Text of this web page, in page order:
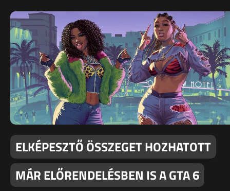
ELKÉPESZTŐ ÖSSZEGET HOZHATOTT
MÁR ELŐRENDELÉSBEN IS A GTA 6